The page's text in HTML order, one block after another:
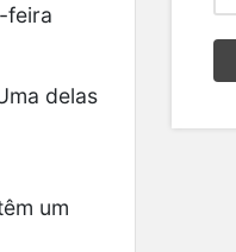
feira
delas
um